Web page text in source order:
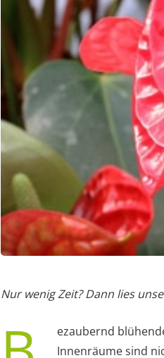
Nur wenig Zeit? Dann lies
ezaubernd
Innenräume sind